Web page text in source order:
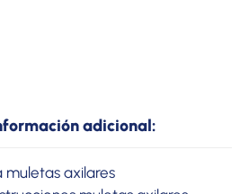
adicional:
muletas axilares